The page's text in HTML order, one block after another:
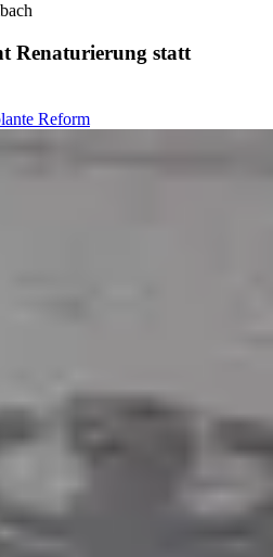
Renaturierung statt
Reform